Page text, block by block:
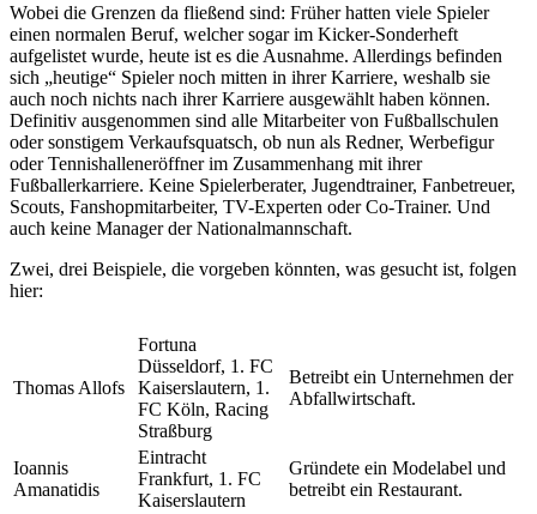
Wobei die Grenzen da fließend sind: Früher hatten viele Spieler
einen normalen Beruf, welcher sogar im Kicker-Sonderheft
aufgelistet wurde, heute ist es die Ausnahme. Allerdings befinden
sich „heutige“ Spieler noch mitten in ihrer Karriere, weshalb sie
auch noch nichts nach ihrer Karriere ausgewählt haben können.
Definitiv ausgenommen sind alle Mitarbeiter von Fußballschulen
oder sonstigem Verkaufsquatsch, ob nun als Redner, Werbefigur
oder Tennishalleneröffner im Zusammenhang mit ihrer
Fußballerkarriere. Keine Spielerberater, Jugendtrainer, Fanbetreuer,
Scouts, Fanshopmitarbeiter, TV-Experten oder Co-Trainer. Und
auch keine Manager der Nationalmannschaft.
Zwei, drei Beispiele, die vorgeben könnten, was gesucht ist, folgen
hier:
Thomas Allofs
Fortuna
Düsseldorf, 1. FC
Kaiserslautern, 1.
FC Köln, Racing
Straßburg
Betreibt ein Unternehmen der
Abfallwirtschaft.
Ioannis
Amanatidis
Eintracht
Frankfurt, 1. FC
Kaiserslautern
Gründete ein Modelabel und
betreibt ein Restaurant.